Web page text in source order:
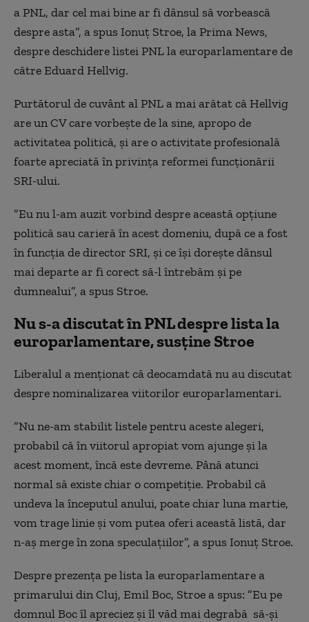
a PNL, dar cel mai bine ar fi dânsul să vorbească
despre asta”, a spus Ionuţ Stroe, la Prima News,
despre deschidere listei PNL la europarlamentare de
către Eduard Hellvig.
Purtătorul de cuvânt al PNL a mai arătat că Hellvig
are un CV care vorbeşte de la sine, apropo de
activitatea politică, şi are o activitate profesională
foarte apreciată în privința reformei funcţionării
SRI-ului.
”Eu nu l-am auzit vorbind despre această opţiune
politică sau carieră în acest domeniu, după ce a fost
în funcţia de director SRI, şi ce îşi doreşte dânsul
mai departe ar fi corect să-l întrebăm şi pe
dumnealui”, a spus Stroe.
Nu s-a discutat în PNL despre lista la
europarlamentare, susține Stroe
Liberalul a menţionat că deocamdată nu au discutat
despre nominalizarea viitorilor europarlamentari.
”Nu ne-am stabilit listele pentru aceste alegeri,
probabil că în viitorul apropiat vom ajunge şi la
acest moment, încă este devreme. Până atunci
normal să existe chiar o competiţie. Probabil că
undeva la începutul anului, poate chiar luna martie,
vom trage linie şi vom putea oferi această listă, dar
n-aş merge în zona speculaţiilor”, a spus Ionuţ Stroe.
Despre prezenţa pe lista la europarlamentare a
primarului din Cluj, Emil Boc, Stroe a spus: ”Eu pe
domnul Boc îl apreciez şi îl văd mai degrabă să-şi